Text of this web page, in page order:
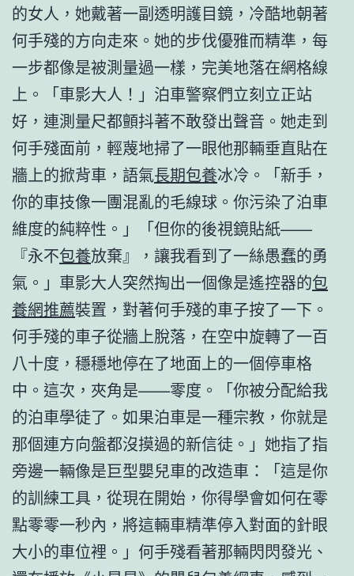
的女人，她戴著一副透明護目鏡，冷酷地朝著
何手殘的方向走來。她的步伐優雅而精準，每
一步都像是被測量過一樣，完美地落在網格線
上。「車影大人！」泊車警察們立刻立正站
好，連測量尺都顫抖著不敢發出聲音。她走到
何手殘面前，輕蔑地掃了一眼他那輛垂直貼在
牆上的掀背車，語氣長期包養冰冷。「新手，
你的車技像一團混亂的毛線球。你污染了泊車
維度的純粹性。」「但你的後視鏡貼紙——
『永不包養放棄』，讓我看到了一絲愚蠢的勇
氣。」車影大人突然掏出一個像是遙控器的包
養網推薦裝置，對著何手殘的車子按了一下。
何手殘的車子從牆上脫落，在空中旋轉了一百
八十度，穩穩地停在了地面上的一個停車格
中。這次，夾角是——零度。「你被分配給我
的泊車學徒了。如果泊車是一種宗教，你就是
那個連方向盤都沒摸過的新信徒。」她指了指
旁邊一輛像是巨型嬰兒車的改造車：「這是你
的訓練工具，從現在開始，你得學會如何在零
點零零一秒內，將這輛車精準停入對面的針眼
大小的車位裡。」何手殘看著那輛閃閃發光、